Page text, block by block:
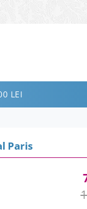
LEI
Paris